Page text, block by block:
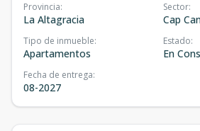
Provincia:
La Altagracia
Sector:
Cap
Tipo de inmueble:
Apartamentos
Estado:
En
Fecha de entrega:
08-2027